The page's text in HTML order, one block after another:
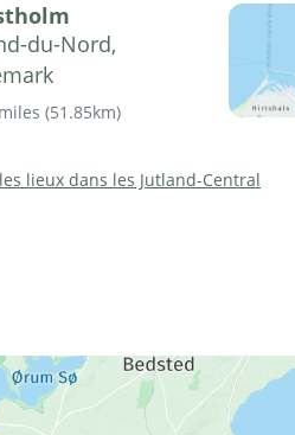
du-Nord,
(51.85km)
lieux dans les Jutland-Central